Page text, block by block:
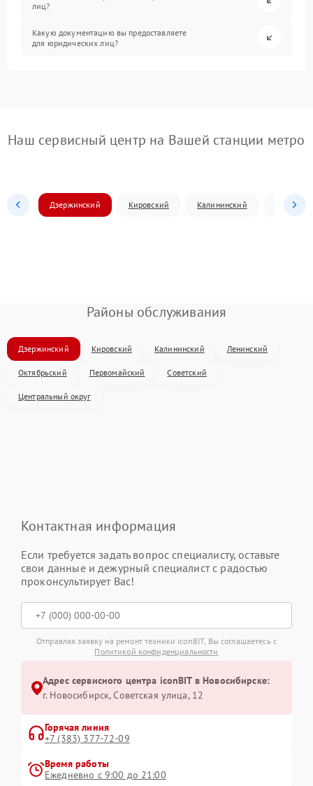
лиц?
Какую документацию вы предоставляете
для юридических лиц?
Наш сервисный центр на Вашей станции метро
Дзержинский Кировский Калининский
Районы обслуживания
Дзержинский Кировский Калининский Ленинский
Октябрьский Первомайский Советский
Центральный округ
Контактная информация
Если требуется задать вопрос специалисту, оставьте
свои данные и дежурный специалист с радостью
проконсультирует Вас!
Отправляя заявку на ремонт техники iconBIT, Вы соглашаетесь с
Политикой конфиденциальности
Адрес сервисного центра iconBIT в Новосибирске:
г. Новосибирск, Советская улица, 12
Горячая линия
+7 (383) 377-72-09
Время работы
Ежедневно с 9:00 до 21:00